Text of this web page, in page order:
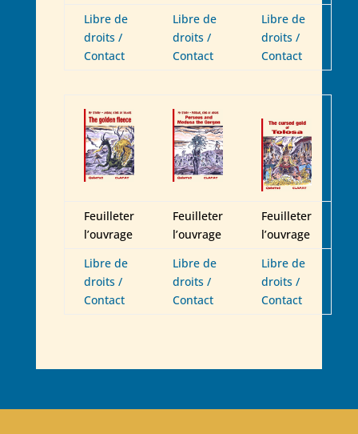
Libre de
droits /
Contact
Libre de
droits /
Contact
Libre de
droits /
Contact
Feuilleter
l’ouvrage
Feuilleter
l’ouvrage
Feuilleter
l’ouvrage
Libre de
droits /
Contact
Libre de
droits /
Contact
Libre de
droits /
Contact